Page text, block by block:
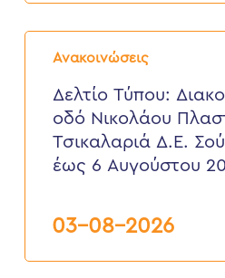
2026
Ανακοινώσεις
Δελτίο
Τύπου:
νερού
στην
Νικολάου
Πλαστήρα,
περιοχή
Σούδας,
έως
Δελτίο Τύπου:
οδό Νικολάου
Τσικαλαριά Δ.Ε.
έως 6 Αυγούστου
03-08-2026